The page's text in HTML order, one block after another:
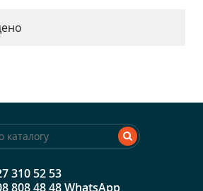
310 52 53
808 48 48 WhatsApp